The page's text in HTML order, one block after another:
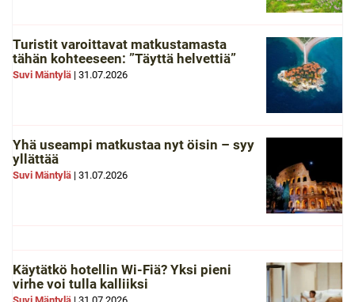
Turistit varoittavat matkustamasta
tähän kohteeseen: ”Täyttä helvettiä”
Suvi Mäntylä | 31.07.2026
Yhä useampi matkustaa nyt öisin – syy
yllättää
Suvi Mäntylä | 31.07.2026
Käytätkö hotellin Wi-Fiä? Yksi pieni
virhe voi tulla kalliiksi